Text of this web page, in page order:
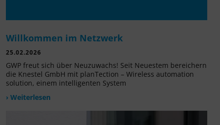
Willkommen im Netzwerk
25.02.2026
GWP freut sich über Neuzuwachs! Seit Neuestem bereichern
die Knestel GmbH mit planTection – Wireless automation
solution, einem intelligenten System
› Weiterlesen